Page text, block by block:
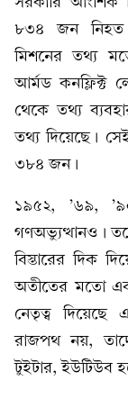
৮৩৪ জন নিহত
মিশনের তথ্য
আর্মড কনফ্লিক্ট
থেকে তথ্য
তথ্য দিয়েছে।
৩৮৪ জন।
১৯৫২, ’৬৯,
গণঅভ্যুত্থানও।
বিস্তারের দিক
অতীতের মতো
নেতৃত্ব
রাজপথ নয়,
টুইটার, ইউটিউব